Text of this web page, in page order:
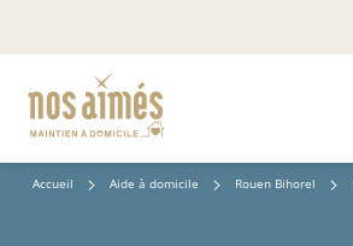
Accueil Aide à domicile Rouen Bihorel